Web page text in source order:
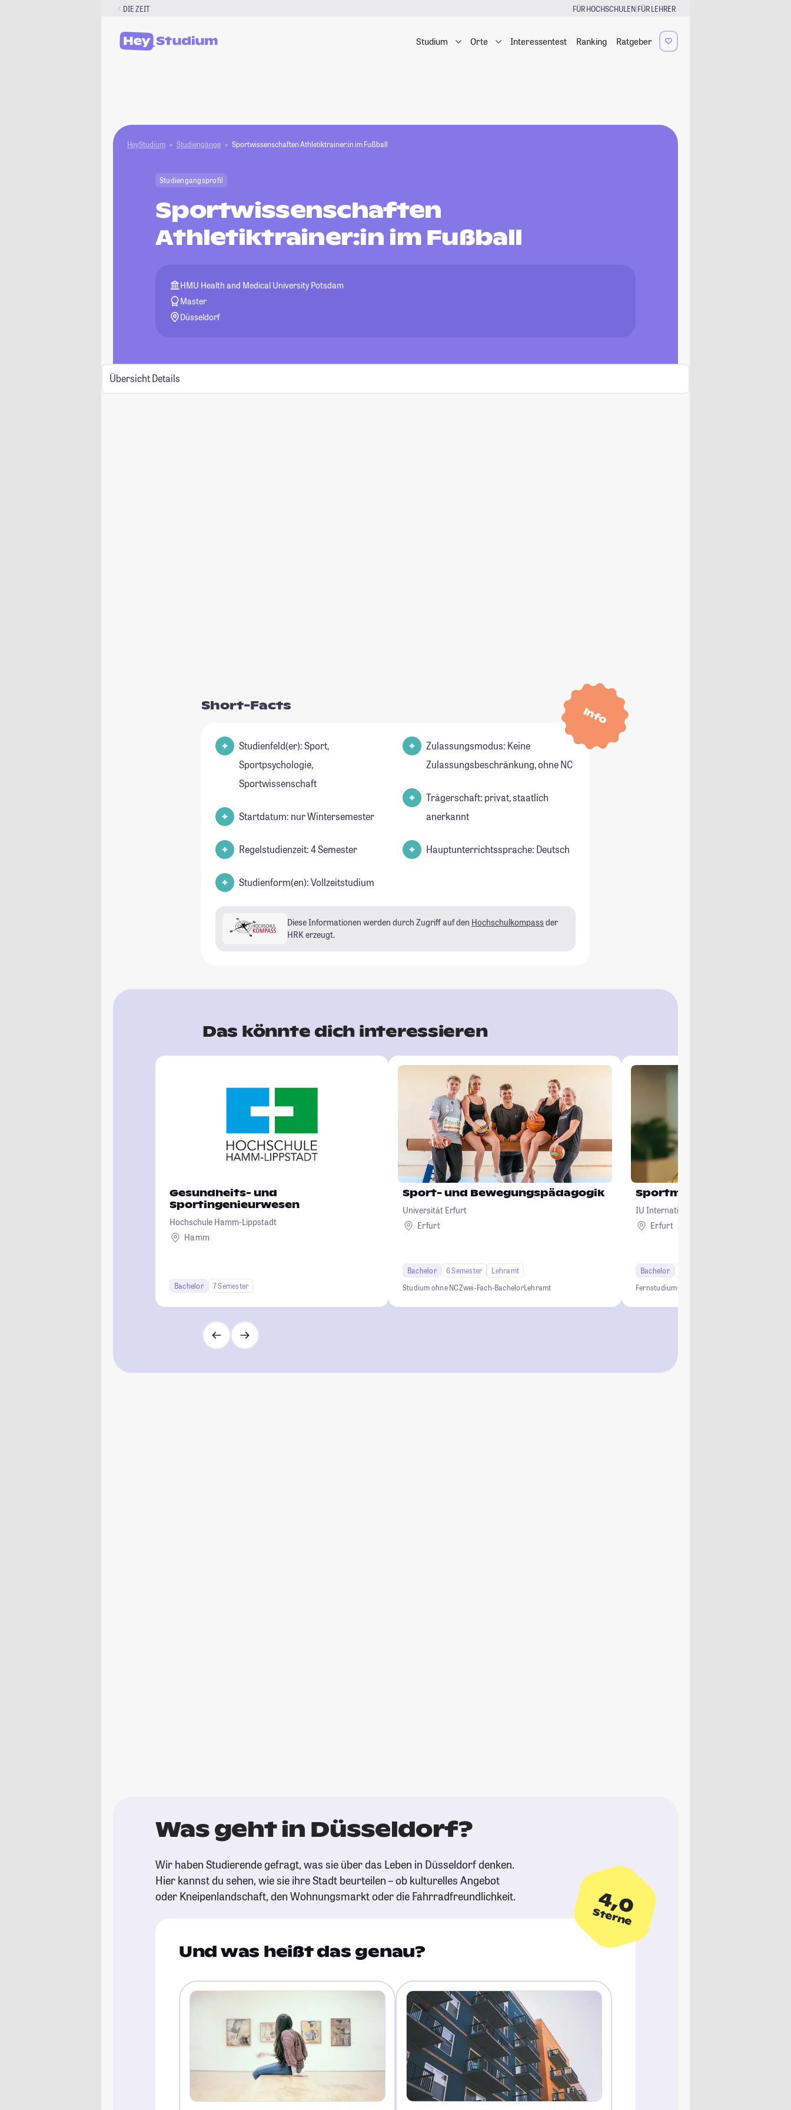
DIE ZEIT FÜR HOCHSCHULEN|FÜR LEHRER
Studium Orte Interessentest Ranking Ratgeber
HeyStudium Studiengänge Sportwissenschaften Athletiktrainer:in im Fußball
Studiengangsprofil
Sportwissenschaften
Athletiktrainer:in im Fußball
HMU Health and Medical University Potsdam
Master
Düsseldorf
Übersicht Details
Info
Short-Facts
Studienfeld(er): Sport,
Sportpsychologie,
Sportwissenschaft
Startdatum: nur Wintersemester
Regelstudienzeit: 4 Semester
Studienform(en): Vollzeitstudium
Zulassungsmodus: Keine
Zulassungsbeschränkung, ohne NC
Trägerschaft: privat, staatlich
anerkannt
Hauptunterrichtssprache: Deutsch
Diese Informationen werden durch Zugriff auf den Hochschulkompass der
HRK erzeugt.
Das könnte dich interessieren
Gesundheits- und
Sportingenieurwesen
Hochschule Hamm-Lippstadt
Hamm
Bachelor 7 Semester
Sport- und Bewegungspädagogik
Universität Erfurt
Erfurt
Bachelor 6 Semester
Lehramt
Studium ohne NCZwei-Fach-BachelorLehramt
Sportmanagement
IU Internationale Hochschule
Erfurt
Bachelor
FernstudiumOnline Studium
Was geht in Düsseldorf?
Wir haben Studierende gefragt, was sie über das Leben in Düsseldorf denken.
Hier kannst du sehen, wie sie ihre Stadt beurteilen – ob kulturelles Angebot
oder Kneipenlandschaft, den Wohnungsmarkt oder die Fahrradfreundlichkeit.
4,0
Sterne
Und was heißt das genau?